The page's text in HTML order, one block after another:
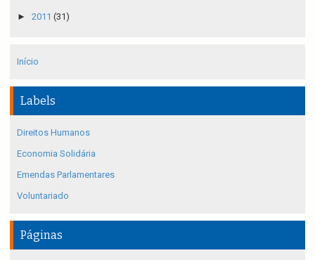
► 2011 (31)
Início
Labels
Direitos Humanos
Economia Solidária
Emendas Parlamentares
Voluntariado
Páginas